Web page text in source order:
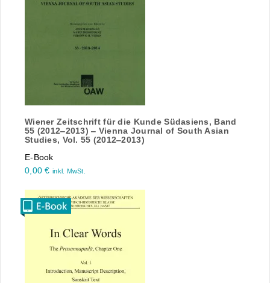
Wiener Zeitschrift für die Kunde Südasiens, Band
55 (2012‒2013) ‒ Vienna Journal of South Asian
Studies, Vol. 55 (2012‒2013)
E-Book
0,00€ inkl. MwSt.